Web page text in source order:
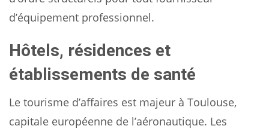
d’équipement professionnel.
Hôtels, résidences et
établissements de santé
Le tourisme d’affaires est majeur à Toulouse,
capitale européenne de l’aéronautique. Les